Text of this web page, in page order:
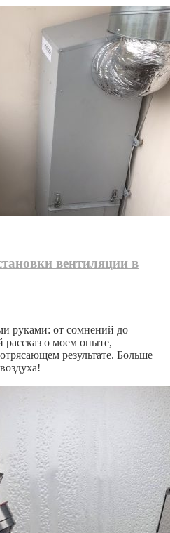
вентиляции в
руками: от сомнений до
о моем опыте,
результате. Больше